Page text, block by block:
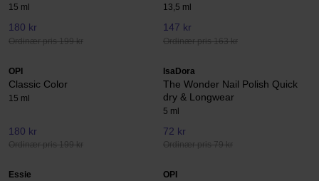
15 ml
180 kr
Ordinær pris 199 kr
13,5 ml
147 kr
Ordinær pris 163 kr
OPI
Classic Color
15 ml
180 kr
Ordinær pris 199 kr
IsaDora
The Wonder Nail Polish Quick
dry & Longwear
5 ml
72 kr
Ordinær pris 79 kr
Essie OPI